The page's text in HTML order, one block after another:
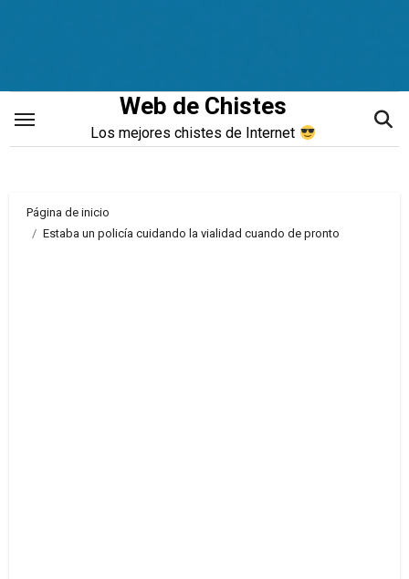
Web de Chistes
Los mejores chistes de Internet
Página de inicio
Estaba un policía cuidando la vialidad cuando de pronto